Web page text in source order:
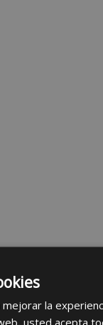
la
usted acepta